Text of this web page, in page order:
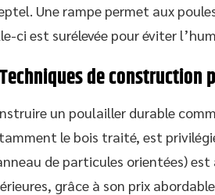
Une rampe permet aux
ci est surélevée pour éviter
Techniques de construction
un poulailler durable
le bois traité, est
de particules orientées)
grâce à son prix